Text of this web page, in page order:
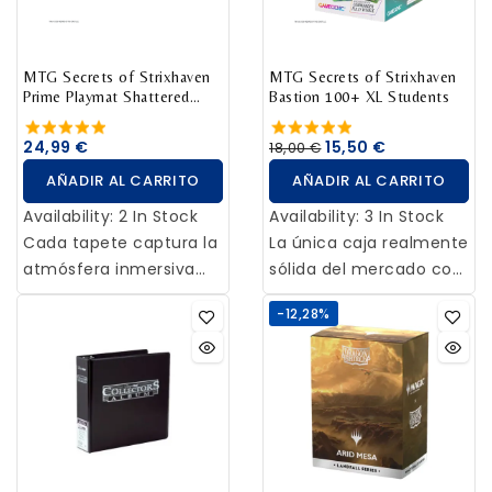
perfectas para usarlas
la parte delantera
como la trasera son
transparentes y son 100
% seguras para su
archivo (libres de ácido
y PVC).
MTG Secrets of Strixhaven
Prime Playmat Shattered
sanctum
24,99 €
AÑADIR AL CARRITO
Availability: 2 In Stock
Cada tapete captura la
atmósfera inmersiva
del juego y la
directamente a tu
mesa. Además, están
acolchados con 2 mm
de caucho natural para
proteger tus cartas de
MTG Secrets of Strixhaven
Bastion 100+ XL Students
18,00 € 15,50 €
AÑADIR AL CARRITO
Availability: 3 In Stock
La única caja realmente
sólida del mercado con
una ventana trasera
transparente que
permite exhibir tu carta
superior o la carta
Commander sin
necesidad de abrirla.
Una innovación
exclusiva que coloca al
-12,28%